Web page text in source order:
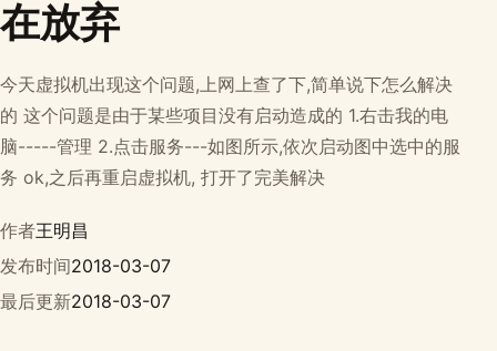
在放弃
今天虚拟机出现这个问题,上网上查了下,简单说下怎么解决
的 这个问题是由于某些项目没有启动造成的 1.右击我的电
脑-----管理 2.点击服务---如图所示,依次启动图中选中的服
务 ok,之后再重启虚拟机, 打开了完美解决
作者王明昌
发布时间2018-03-07
最后更新2018-03-07